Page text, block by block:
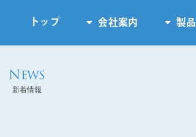
トップ 会社案内 製
新着情報